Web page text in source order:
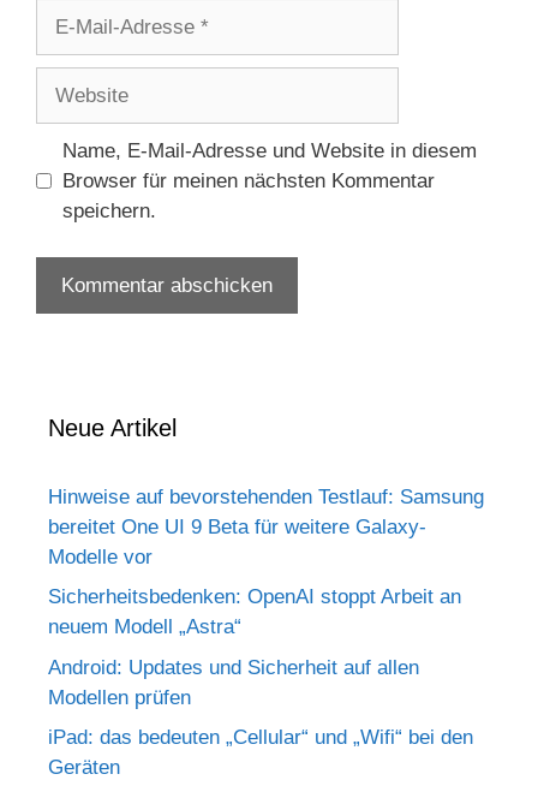
Adresse
Name, E-Mail-Adresse und Website in diesem
Browser für meinen nächsten Kommentar
speichern.
Neue Artikel
Hinweise auf bevorstehenden Testlauf: Samsung
bereitet One UI 9 Beta für weitere Galaxy-
Modelle vor
Sicherheitsbedenken: OpenAI stoppt Arbeit an
neuem Modell „Astra“
Android: Updates und Sicherheit auf allen
Modellen prüfen
iPad: das bedeuten „Cellular“ und „Wifi“ bei den
Geräten